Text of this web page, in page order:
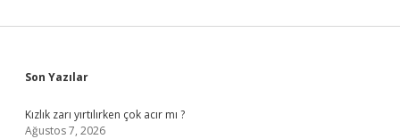
Sidebar
Son Yazılar
Kızlık zarı yırtılırken çok acır mı ?
Ağustos 7, 2026